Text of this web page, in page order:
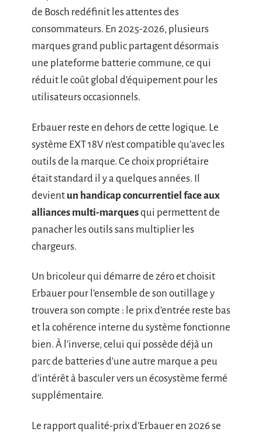
de Bosch redéfinit les attentes des
consommateurs. En 2025-2026, plusieurs
marques grand public partagent désormais
une plateforme batterie commune, ce qui
réduit le coût global d’équipement pour les
utilisateurs occasionnels.
Erbauer reste en dehors de cette logique. Le
système EXT 18V n’est compatible qu’avec les
outils de la marque. Ce choix propriétaire
était standard il y a quelques années. Il
devient un handicap concurrentiel face aux
alliances multi-marquesqui permettent de
panacher les outils sans multiplier les
chargeurs.
Un bricoleur qui démarre de zéro et choisit
Erbauer pour l’ensemble de son outillage y
trouvera son compte : le prix d’entrée reste bas
et la cohérence interne du système fonctionne
bien. À l’inverse, celui qui possède déjà un
parc de batteries d’une autre marque a peu
d’intérêt à basculer vers un écosystème fermé
supplémentaire.
Le rapport qualité-prix d’Erbauer en 2026 se